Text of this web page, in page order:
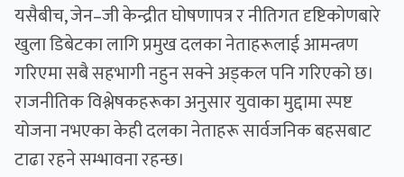
यसैबीच, जेन–जी केन्द्रीत घोषणापत्र र नीतिगत दृष्टिकोणबारे
खुला डिबेटका लागि प्रमुख दलका नेताहरूलाई आमन्त्रण
गरिएमा सबै सहभागी नहुन सक्ने अड्कल पनि गरिएको छ।
राजनीतिक विश्लेषकहरूका अनुसार युवाका मुद्दामा स्पष्ट
योजना नभएका केही दलका नेताहरू सार्वजनिक बहसबाट
टाढा रहने सम्भावना रहन्छ।